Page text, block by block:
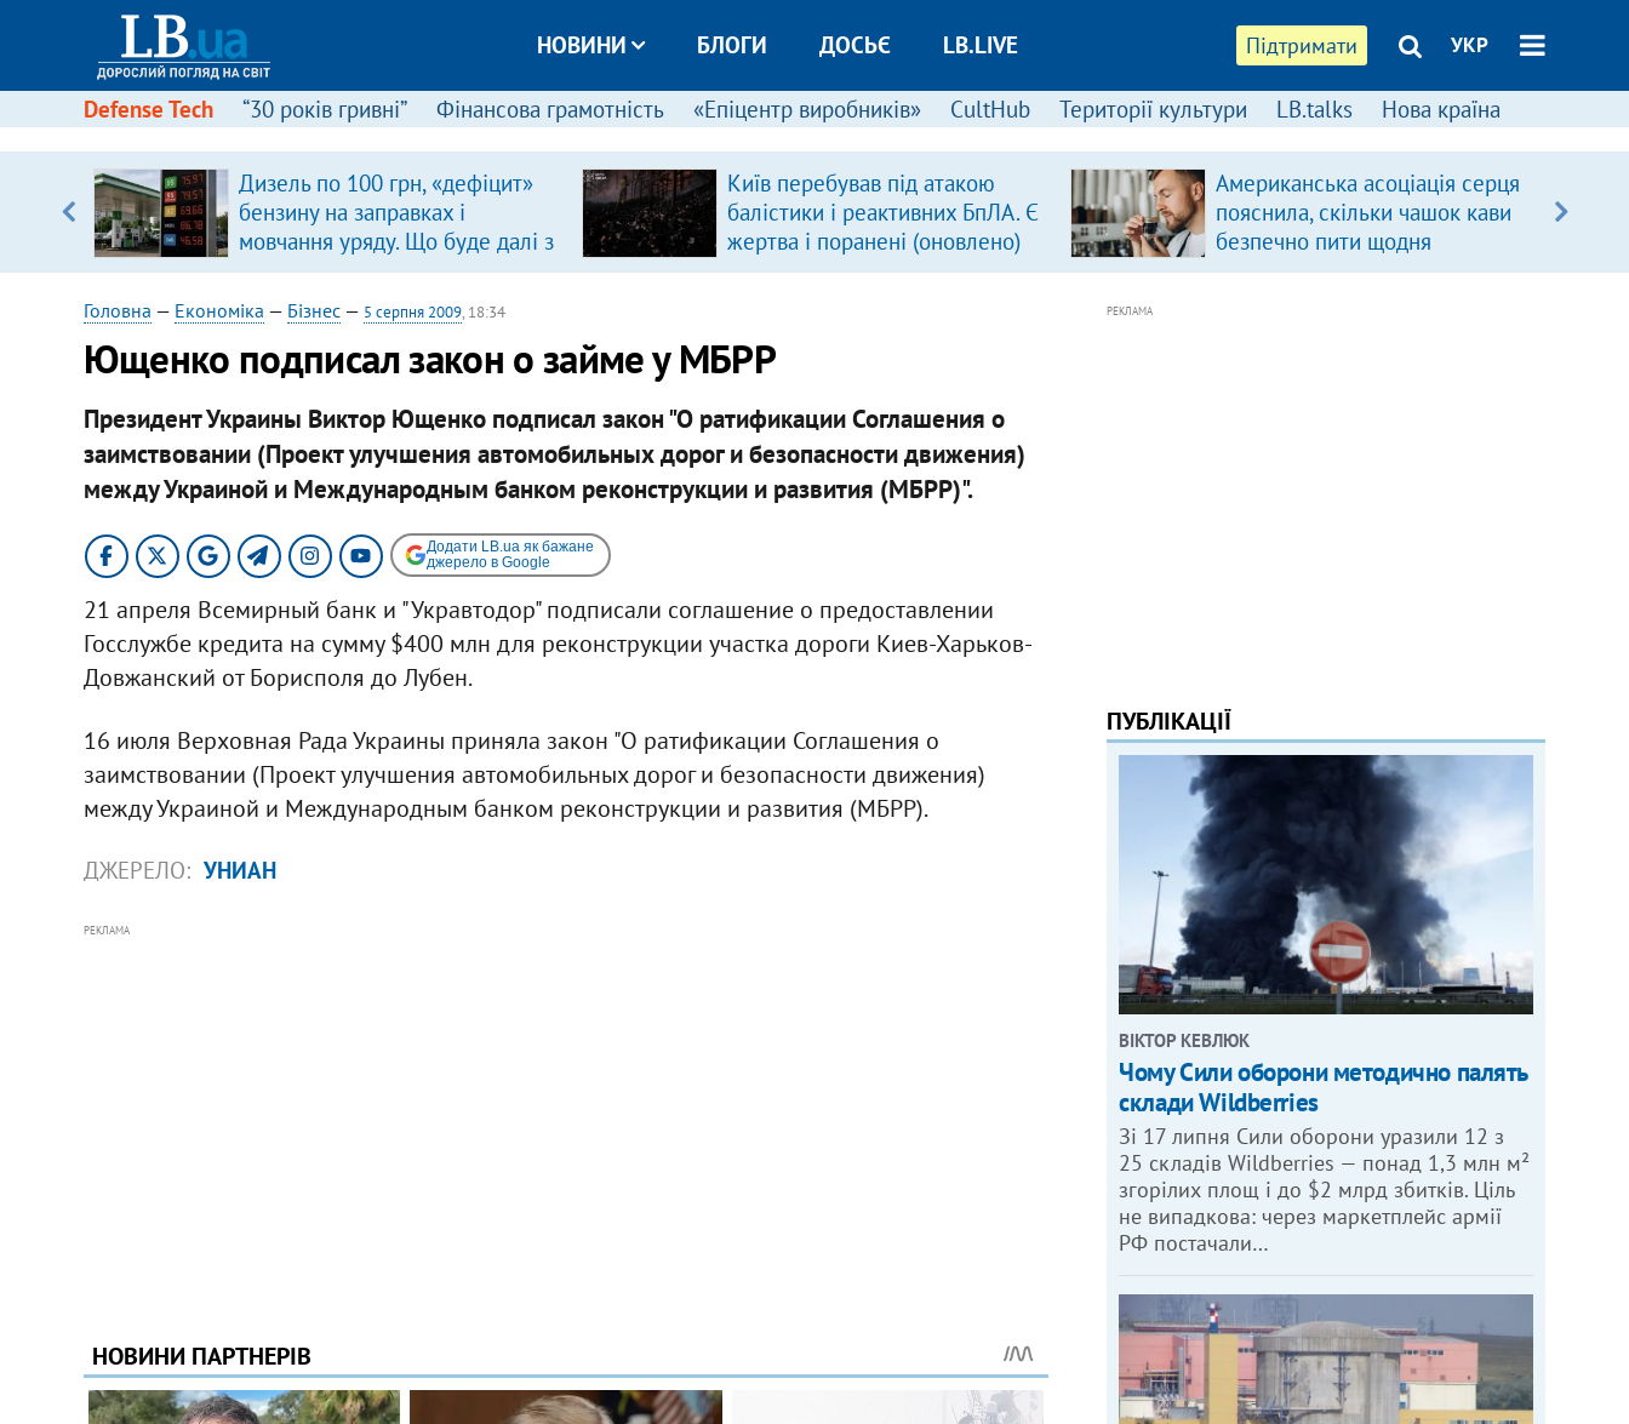
Підтримати УКР
НОВИНИ БЛОГИ ДОСЬЄ LB.LIVE
Defense Tech “30 років гривні” Фінансова грамотність «Епіцентр виробників» CultHub Території культури LB.talks Нова країна
Дизель по 100 грн, «дефіцит»
бензину на заправках і
мовчання уряду. Що буде далі з
цінами на пальне?
Київ перебував під атакою
балістики і реактивних БпЛА. Є
жертва і поранені (оновлено)
Американська асоціація серця
пояснила, скільки чашок кави
безпечно пити щодня
Головна — Економіка — Бізнес— 5 серпня 2009, 18:34
Ющенко подписал закон о займе у МБРР
Президент Украины Виктор Ющенко подписал закон "О ратификации Соглашения о
заимствовании (Проект улучшения автомобильных дорог и безопасности движения)
между Украиной и Международным банком реконструкции и развития (МБРР)".
Додати LB.ua як бажане
джерело в Google
21 апреля Всемирный банк и "Укравтодор" подписали соглашение о предоставлении
Госслужбе кредита на сумму $400 млн для реконструкции участка дороги Киев-Харьков-
Довжанский от Борисполя до Лубен.
16 июля Верховная Рада Украины приняла закон "О ратификации Соглашения о
заимствовании (Проект улучшения автомобильных дорог и безопасности движения)
между Украиной и Международным банком реконструкции и развития (МБРР).
ДЖЕРЕЛО: УНИАН
РЕКЛАМА
РЕКЛАМА
ПУБЛІКАЦІЇ
ВІКТОР КЕВЛЮК
Чому Сили оборони методично палять
склади Wildberries
Зі 17 липня Сили оборони уразили 12 з
25 складів Wildberries — понад 1,3 млн м²
згорілих площ і до $2 млрд збитків. Ціль
не випадкова: через маркетплейс армії
РФ постачали…